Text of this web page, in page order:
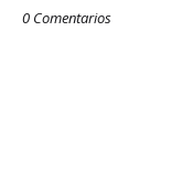
0 Comentarios